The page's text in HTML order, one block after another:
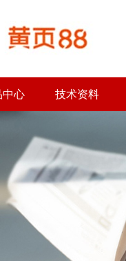
中心 技术资料